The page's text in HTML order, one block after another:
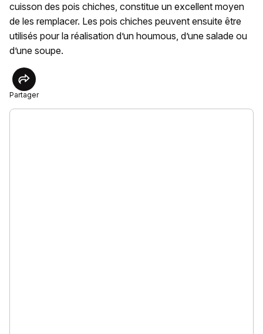
cuisson des pois chiches, constitue un excellent moyen
de les remplacer. Les pois chiches peuvent ensuite être
utilisés pour la réalisation d’un houmous, d’une salade ou
d’une soupe.
Partager